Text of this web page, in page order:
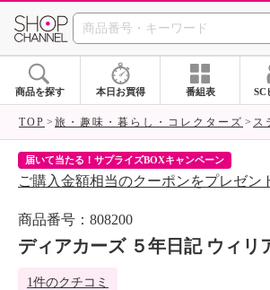
SHOP
商品を探す 本日お買得 番組表 SC
TOP 旅・趣味・暮らし・コレクターズ ス
届いて当たる！サプライズBOXキャンペーン
ご購入金額相当のクーポンをプレゼン
商品番号：808200
ディアカーズ ５年日記 ウィリ
1件のクチコミ